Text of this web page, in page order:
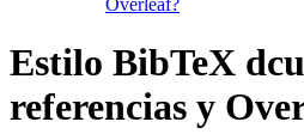
Estilo BibTeX
referencias y